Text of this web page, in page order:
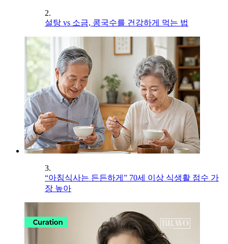
2.
설탕 vs 소금, 콩국수를 건강하게 먹는 법
3.
“아침식사는 든든하게” 70세 이상 식생활 점수 가
장 높아